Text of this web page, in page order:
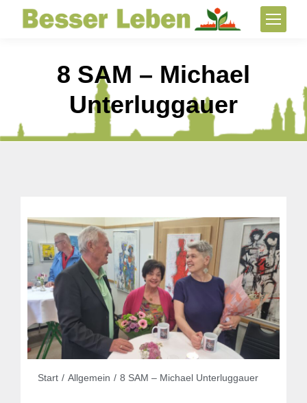
8 SAM – Michael
Unterluggauer
Sie befinden sich hier:
Start Allgemein 8 SAM – Michael Unterluggauer